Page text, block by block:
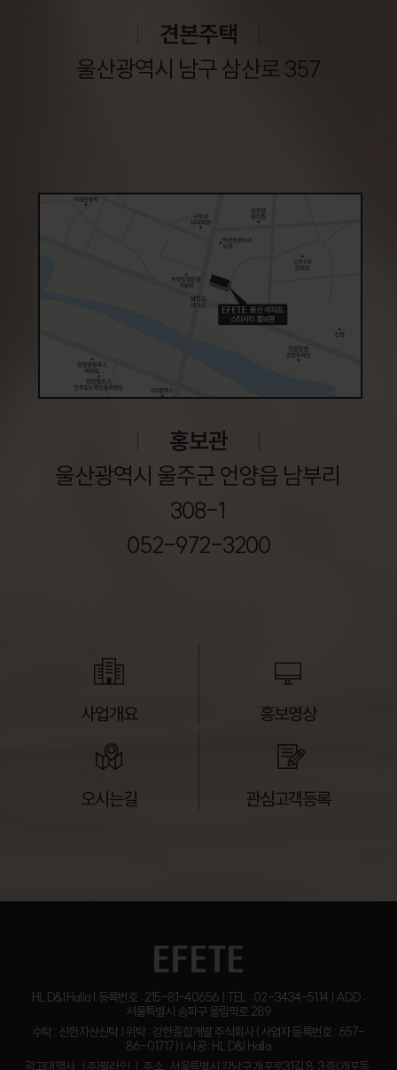
견본주택
울산광역시 남구 삼산로 357
홍보관
울산광역시 울주군 언양읍 남부리
308-1
052-972-3200
사업개요 홍보영상
오시는길 관심고객등록
HL D&I Halla | 등록번호 : 215-81-40656 | TEL : 02-3434-5114 | ADD :
서울특별시 송파구 올림픽로 289
수탁 : 신한자산신탁 | 위탁 : 강한종합개발 주식회사 (사업자 등록번호 : 657-
86-01717) | 시공 : HL D&I Halla
광고대행사 : (주)필라인 ㅣ 주소 : 서울특별시 강남구 개포로31길 8, 3층(개포동,